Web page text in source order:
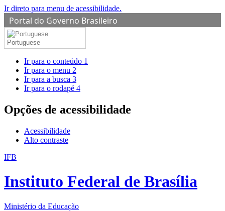
Ir direto para menu de acessibilidade.
Portal do Governo Brasileiro
Portuguese
Ir para o conteúdo 1
Ir para o menu 2
Ir para a busca 3
Ir para o rodapé 4
Opções de acessibilidade
Acessibilidade
Alto contraste
IFB
Instituto Federal de Brasília
Ministério da Educação